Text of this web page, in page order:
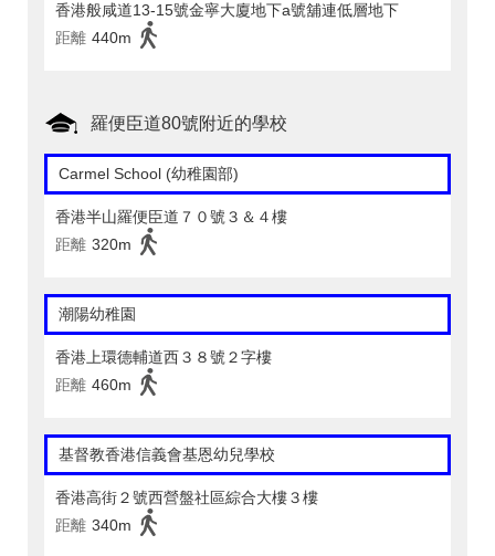
香港般咸道13-15號金寧大廈地下a號舖連低層地下
距離 440m
羅便臣道80號附近的學校
Carmel School (幼稚園部)
香港半山羅便臣道７０號３＆４樓
距離 320m
潮陽幼稚園
香港上環德輔道西３８號２字樓
距離 460m
基督教香港信義會基恩幼兒學校
香港高街２號西營盤社區綜合大樓３樓
距離 340m